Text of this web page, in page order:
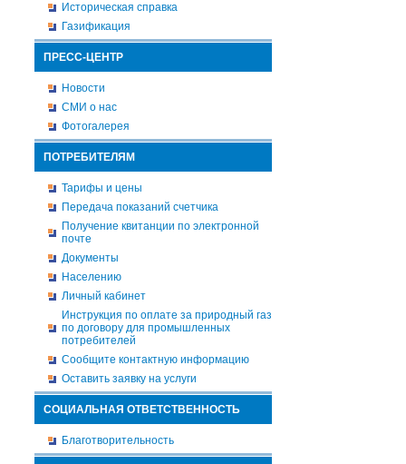
Историческая справка
Газификация
ПРЕСС-ЦЕНТР
Новости
СМИ о нас
Фотогалерея
ПОТРЕБИТЕЛЯМ
Тарифы и цены
Передача показаний счетчика
Получение квитанции по электронной
почте
Документы
Населению
Личный кабинет
Инструкция по оплате за природный газ
по договору для промышленных
потребителей
Сообщите контактную информацию
Оставить заявку на услуги
СОЦИАЛЬНАЯ ОТВЕТСТВЕННОСТЬ
Благотворительность